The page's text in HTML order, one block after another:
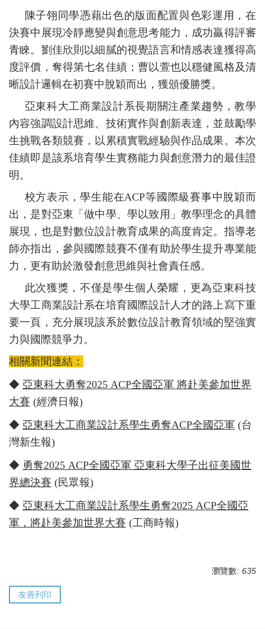
陳子翎同學憑藉出色的版面配置與色彩運用，在
決賽中展現冷靜應變與創意思考能力，成功贏得評審
青睞。劉佳欣則以細膩的視覺語言和情感表達獲得高
度評價，奪得第七名佳績；曹以萱也以穩健風格及清
晰設計邏輯在初賽中脫穎而出，獲頒優勝獎。
亞東科大工商業設計系長期關注產業趨勢，教學
內容強調設計思維、技術實作與創新表達，並鼓勵學
生挑戰各類競賽，以累積實戰經驗與作品成果。本次
佳績即是該系培育學生實務能力與創意潛力的最佳證
明。
校方表示，學生能在ACP等國際級賽事中脫穎而
出，是對亞東「做中學、學以致用」教學理念的具體
展現，也是對數位設計教育成果的高度肯定。指導老
師亦指出，參與國際競賽不僅有助於學生提升專業能
力，更有助於激發創意思維與社會責任感。
此次獲獎，不僅是學生個人榮耀，更為亞東科技
大學工商業設計系在培育國際設計人才的路上寫下重
要一頁，充分展現該系於數位設計教育領域的堅強實
力與國際競爭力。
相關新聞連結：
◆ 亞東科大勇奪2025 ACP全國亞軍 將赴美參加世界
大賽 (經濟日報)
◆ 亞東科大工商業設計系學生勇奪ACP全國亞軍 (台
灣新生報)
◆ 勇奪2025 ACP全國亞軍 亞東科大學子出征美國世
界總決賽 (民眾報)
◆ 亞東科大工商業設計系學生勇奪2025 ACP全國亞
軍，將赴美參加世界大賽 (工商時報)
瀏覽數: 635
友善列印